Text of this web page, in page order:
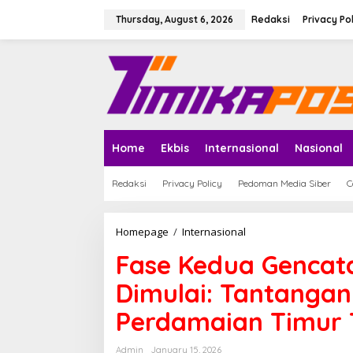
Thursday, August 6, 2026 Redaksi Privacy
Home Ekbis Internasional Nasional
Redaksi Privacy Policy Pedoman Media Siber
Homepage / Internasional
s
e
K
e
d
u
Fase Kedua
Dimulai:
Perdamaian Timur
Admin
January 15, 2026